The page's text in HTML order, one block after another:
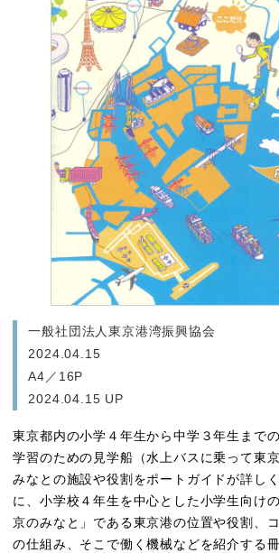
一般社団法人東京港湾振興協会
2024.04.15
A4／16P
2024.04.15 UP
東京都内の小学４年生から中学３年生まで
学習のための見学船（水上バスに乗って東
みなとの施設や役割をポートガイドが詳し
に、小学校４年生を中心とした小学生向け
京のみなと」である東京港の位置や役割、
の仕組み、そこで働く機械などを紹介する冊